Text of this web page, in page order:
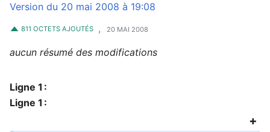
Version du 20 mai 2008 à 19:08
811 OCTETS AJOUTÉS , 20 MAI 2008
aucun résumé des modifications
Ligne 1 :
Ligne 1 :